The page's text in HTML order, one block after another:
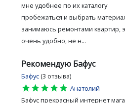
мне удобнее по их каталогу
пробежаться и выбрать
занимаюсь ремонтами квартир,
очень удобно, не н...
Рекомендую Бафус
Бафус (3 отзыва)
star
star
star
star
star
Анатолий
Бафус прекрасный интернет